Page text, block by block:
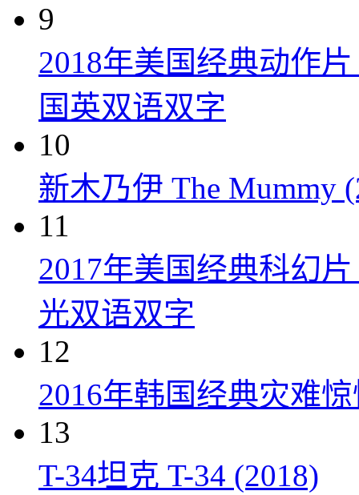
9
2018年美国经典动作
国英双语双字
10
新木乃伊 The Mummy
11
2017年美国经典科幻
光双语双字
12
2016年韩国经典灾难
13
T-34坦克 T-34 (2018)